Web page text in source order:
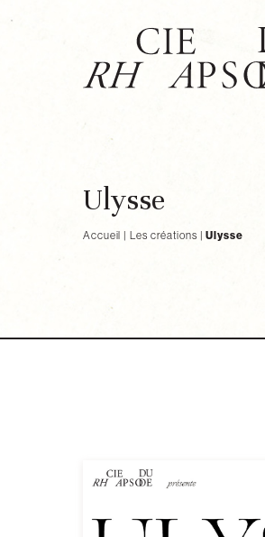
Ulysse
Accueil Les créations |Ulysse